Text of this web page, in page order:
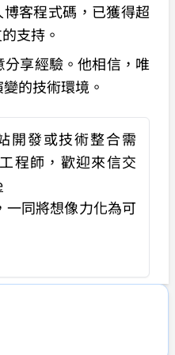
客程式碼，已獲得超
支持。
享經驗。他相信，唯
的技術環境。
開發或技術整合需
程師，歡迎來信交
同將想像力化為可